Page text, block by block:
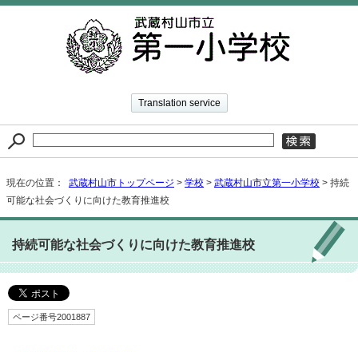
Translation service
現在の位置： 武蔵村山市トップページ > 学校 > 武蔵村山市立第一小学校 > 持続
可能な社会づくりに向けた教育推進校
持続可能な社会づくりに向けた教育推進校
ページ番号2001887